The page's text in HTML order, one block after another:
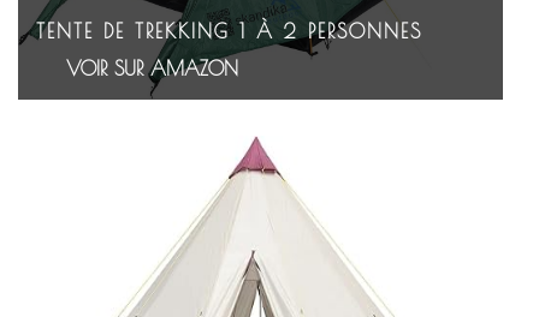
TENTE DE TREKKING 1 À 2 PERSONNES
VOIR SUR AMAZON